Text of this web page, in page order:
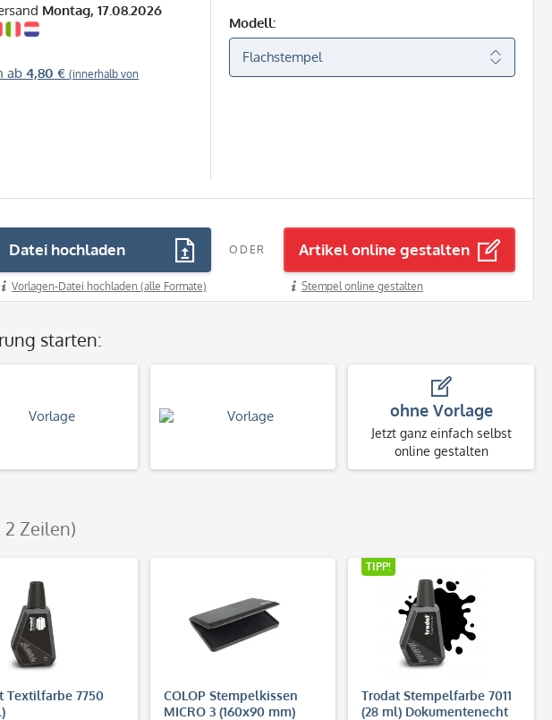
Montag, 17.08.2026
ab 4,80 € (innerhalb von
Modell:
Datei hochladen
Vorlagen-Datei hochladen (alle Formate)
ODER Artikel online gestalten
Stempel online gestalten
starten:
ohne Vorlage
Jetzt ganz einfach selbst
online gestalten
Zeilen)
Textilfarbe 7750
COLOP Stempelkissen
MICRO 3 (160x90 mm)
TIPP!
Trodat Stempelfarbe 7011
(28 ml) Dokumentenecht